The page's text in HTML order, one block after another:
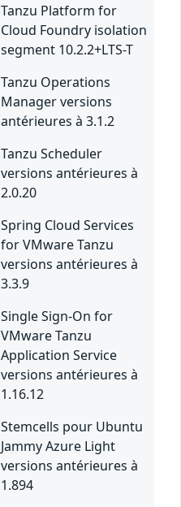
Tanzu Platform for
Cloud Foundry isolation
segment 10.2.2+LTS-T
Tanzu Operations
Manager versions
antérieures à 3.1.2
Tanzu Scheduler
versions antérieures à
2.0.20
Spring Cloud Services
for VMware Tanzu
versions antérieures à
3.3.9
Single Sign-On for
VMware Tanzu
Application Service
versions antérieures à
1.16.12
Stemcells pour Ubuntu
Jammy Azure Light
versions antérieures à
1.894